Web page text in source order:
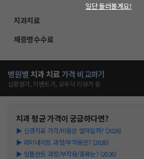
치과치료
제증명수수료
병원별 치과 치료가격 비교하기
심평원가, 이벤트가, 모두닥 리뷰가 등
치과평균 가격이 궁금하다면?
▶ 신경치료 가격/비용은 얼마일까? (2026)
▶ 라미네이트 과정/부작용은? (2026)
▶ 임플란트 과정/부작용/종류는? (2026)
일단 둘러볼게요!